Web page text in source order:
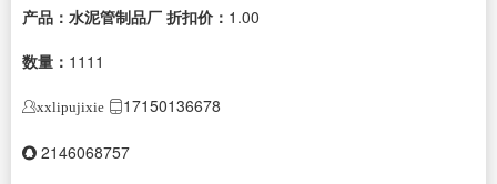
产品：水泥管制品厂 折扣价： 1.00
数量： 1111
xxlipujixie 17150136678
2146068757